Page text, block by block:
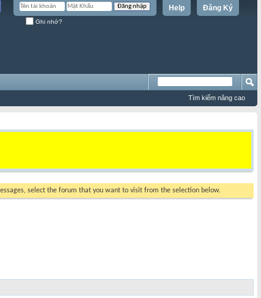
Đăng Ký
Help
Ghi nhớ?
Tìm kiếm nâng cao
select the forum that you want to visit from the selection below.